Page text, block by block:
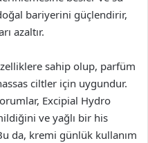
bariyerini güçlendirir,
azaltır.
sahip olup, parfüm
ciltler için uygundur.
Excipial Hydro
ve yağlı bir his
da, kremi günlük kullanım